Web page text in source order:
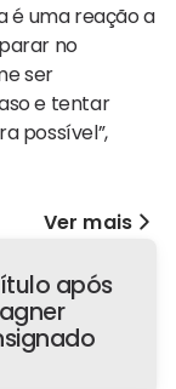
é uma reação a
no
ser
e tentar
possível”,
Ver mais
após